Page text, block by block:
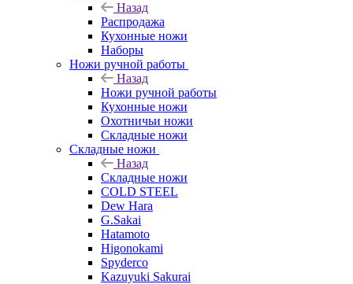
Назад
Распродажа
Кухонные ножи
Наборы
Ножи ручной работы
Назад
Ножи ручной работы
Кухонные ножи
Охотничьи ножи
Складные ножи
Складные ножи
Назад
Складные ножи
COLD STEEL
Dew Hara
G.Sakai
Hatamoto
Higonokami
Spyderco
Kazuyuki Sakurai